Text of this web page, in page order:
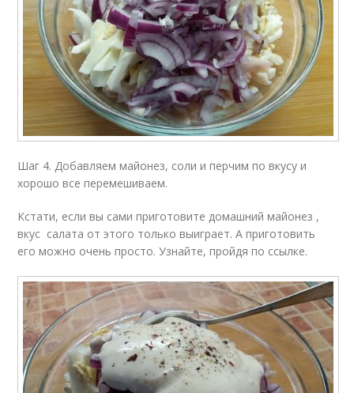
Шаг 4. Добавляем майонез, соли и перчим по вкусу и
хорошо все перемешиваем.
Кстати, если вы сами приготовите домашний майонез ,
вкус салата от этого только выиграет. А приготовить
его можно очень просто. Узнайте, пройдя по ссылке.